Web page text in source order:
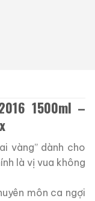
1500ml –
vàng” dành cho
là vị vua không
môn ca ngợi